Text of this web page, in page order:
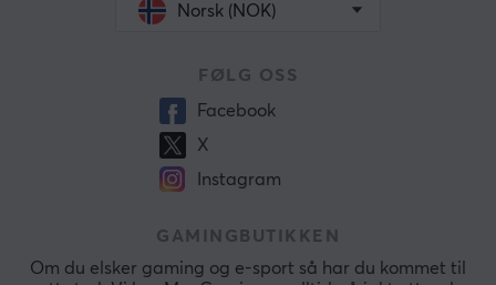
Norsk (NOK)
FØLG OSS
Facebook
X
Instagram
GAMINGBUTIKKEN
Om du elsker gaming og e-sport så har du kommet til